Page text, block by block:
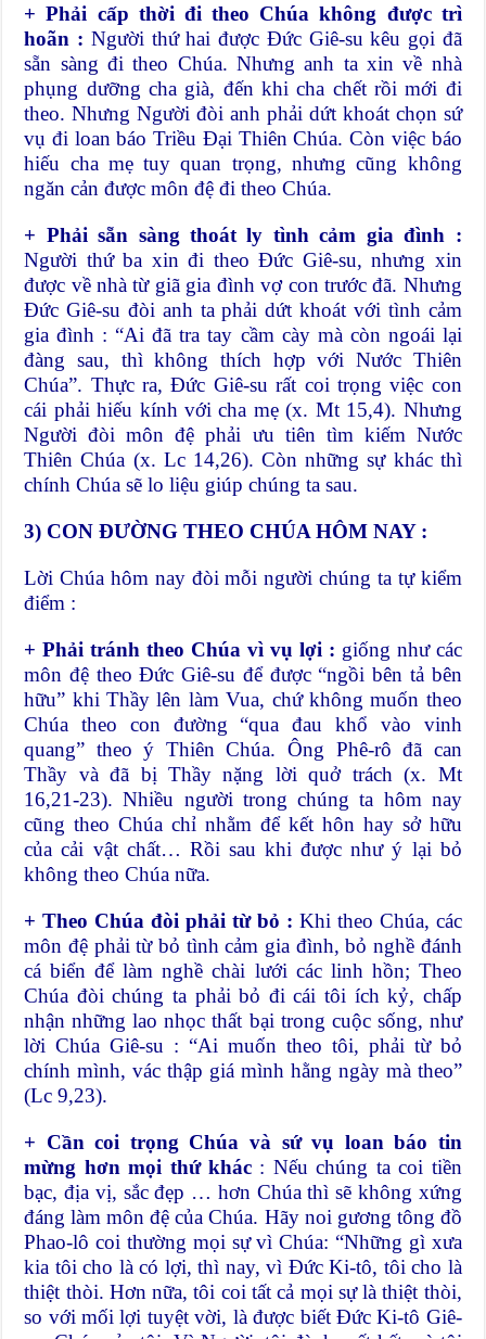
+ Phải cấp thời đi theo Chúa không được trì
hoãn : Người thứ hai được Đức Giê-su kêu gọi đã
sẵn sàng đi theo Chúa. Nhưng anh ta xin về nhà
phụng dưỡng cha già, đến khi cha chết rồi mới đi
theo. Nhưng Người đòi anh phải dứt khoát chọn sứ
vụ đi loan báo Triều Đại Thiên Chúa. Còn việc báo
hiếu cha mẹ tuy quan trọng, nhưng cũng không
ngăn cản được môn đệ đi theo Chúa.
+ Phải sẵn sàng thoát ly tình cảm gia đình :
Người thứ ba xin đi theo Đức Giê-su, nhưng xin
được về nhà từ giã gia đình vợ con trước đã. Nhưng
Đức Giê-su đòi anh ta phải dứt khoát với tình cảm
gia đình : “Ai đã tra tay cầm cày mà còn ngoái lại
đàng sau, thì không thích hợp với Nước Thiên
Chúa”. Thực ra, Đức Giê-su rất coi trọng việc con
cái phải hiếu kính với cha mẹ (x. Mt 15,4). Nhưng
Người đòi môn đệ phải ưu tiên tìm kiếm Nước
Thiên Chúa (x. Lc 14,26). Còn những sự khác thì
chính Chúa sẽ lo liệu giúp chúng ta sau.
3) CON ĐƯỜNG THEO CHÚA HÔM NAY :
Lời Chúa hôm nay đòi mỗi người chúng ta tự kiểm
điểm :
+ Phải tránh theo Chúavì vụ lợi : giống như các
môn đệ theo Đức Giê-su để được “ngồi bên tả bên
hữu” khi Thầy lên làm Vua, chứ không muốn theo
Chúa theo con đường “qua đau khổ vào vinh
quang” theo ý Thiên Chúa. Ông Phê-rô đã can
Thầy và đã bị Thầy nặng lời quở trách (x. Mt
16,21-23). Nhiều người trong chúng ta hôm nay
cũng theo Chúa chỉ nhằm để kết hôn hay sở hữu
của cải vật chất… Rồi sau khi được như ý lại bỏ
không theo Chúa nữa.
+ Theo Chúa đòi phải từ bỏ : Khi theo Chúa, các
môn đệ phải từ bỏ tình cảm gia đình, bỏ nghề đánh
cá biển để làm nghề chài lưới các linh hồn; Theo
Chúa đòi chúng ta phải bỏ đi cái tôi ích kỷ, chấp
nhận những lao nhọc thất bại trong cuộc sống, như
lời Chúa Giê-su : “Ai muốn theo tôi, phải từ bỏ
chính mình, vác thập giá mình hằng ngày mà theo”
(Lc 9,23).
+ Cần coi trọng Chúa và sứ vụ loan báo tin
mừng hơn mọi thứ khác : Nếu chúng ta coi tiền
bạc, địa vị, sắc đẹp … hơn Chúa thì sẽ không xứng
đáng làm môn đệ của Chúa. Hãy noi gương tông đồ
Phao-lô coi thường mọi sự vì Chúa: “Những gì xưa
kia tôi cho là có lợi, thì nay, vì Đức Ki-tô, tôi cho là
thiệt thòi. Hơn nữa, tôi coi tất cả mọi sự là thiệt thòi,
so với mối lợi tuyệt vời, là được biết Đức Ki-tô Giê-